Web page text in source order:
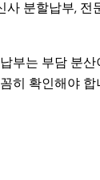
분할납부,
부는 부담 분
히 확인해야 합